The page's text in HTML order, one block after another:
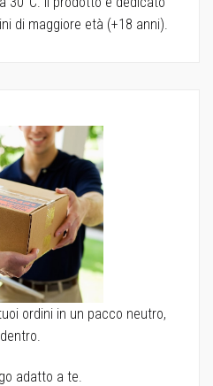
di maggiore età (+18 anni).
ordini in un pacco neutro,
adatto a te.